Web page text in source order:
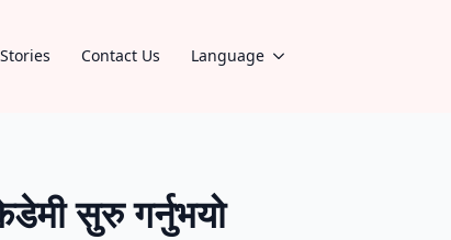
Contact Us Language
सुरु गर्नुभयो